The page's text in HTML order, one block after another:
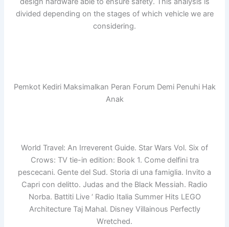
divided depending on the stages of which vehicle we are
considering.
Pemkot Kediri Maksimalkan Peran Forum Demi Penuhi Hak
Anak
World Travel: An Irreverent Guide. Star Wars Vol. Six of
Crows: TV tie-in edition: Book 1. Come delfini tra
pescecani. Gente del Sud. Storia di una famiglia. Invito a
Capri con delitto. Judas and the Black Messiah. Radio
Norba. Battiti Live ‘ Radio Italia Summer Hits LEGO
Architecture Taj Mahal. Disney Villainous Perfectly
Wretched.